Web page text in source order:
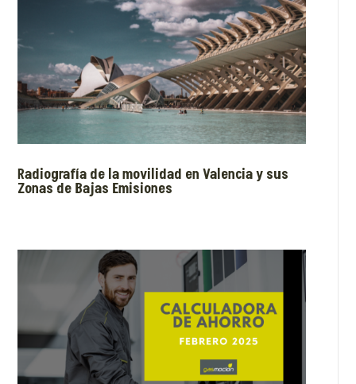
Radiografía de la movilidad en Valencia y sus
Zonas de Bajas Emisiones